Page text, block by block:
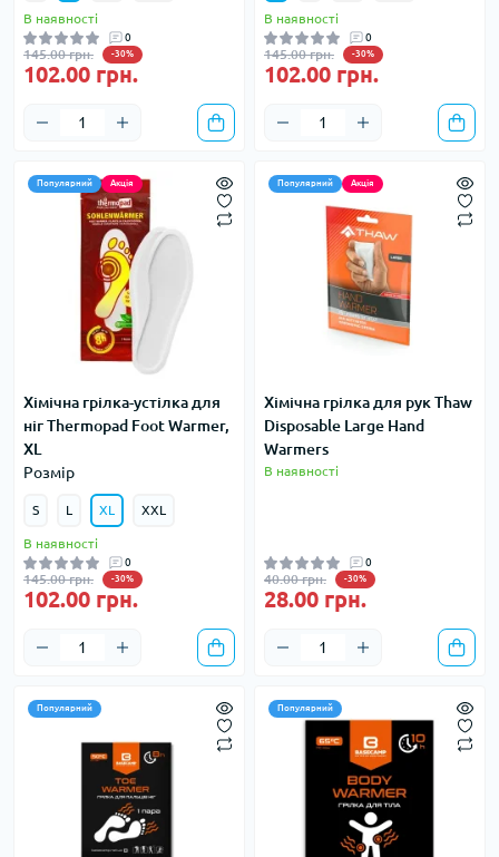
В наявності
0
145.00 грн. -30%
102.00 грн.
В наявності
0
145.00 грн. -30%
102.00 грн.
Популярний Акція
Хімічна грілка-устілка для
ніг Thermopad Foot Warmer,
XL
Розмір
S L XL XXL
В наявності
0
145.00 грн. -30%
102.00 грн.
Популярний Акція
Хімічна грілка для рук Thaw
Disposable Large Hand
Warmers
В наявності
0
40.00 грн. -30%
28.00 грн.
Популярний Популярний